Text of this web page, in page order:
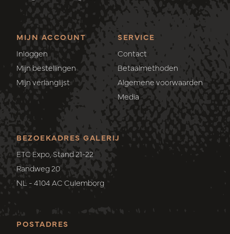
MIJN ACCOUNT
Inloggen
Mijn bestellingen
Mijn verlanglijst
SERVICE
Contact
Betaalmethoden
Algemene voorwaarden
Media
POSTADRES
BEZOEKADRES GALERIJ
ETC Expo, Stand 21-22
Randweg 20
NL - 4104 AC Culemborg